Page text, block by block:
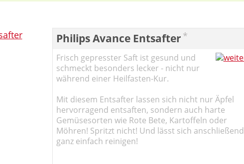
Philips Avance Entsafter *
Frisch gepresster Saft ist gesund und
schmeckt besonders lecker - nicht nur
während einer Heilfasten-Kur.
Mit diesem Entsafter lassen sich nicht nur Äpfel
hervorragend entsaften, sondern auch harte
Gemüsesorten wie Rote Bete, Kartoffeln oder
Möhren! Spritzt nicht! Und lässt sich anschließend
ganz einfach reinigen!